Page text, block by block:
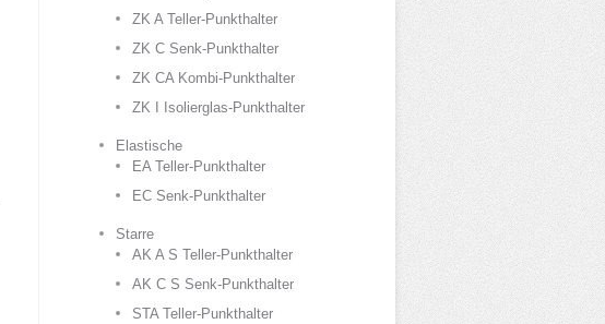
ZK A Teller-Punkthalter
ZK C Senk-Punkthalter
ZK CA Kombi-Punkthalter
ZK I Isolierglas-Punkthalter
Elastische
EA Teller-Punkthalter
EC Senk-Punkthalter
Starre
AK A S Teller-Punkthalter
AK C S Senk-Punkthalter
STA Teller-Punkthalter